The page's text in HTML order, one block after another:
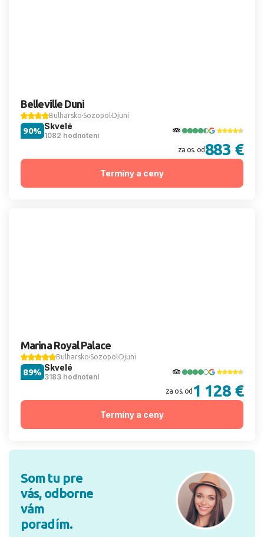
Belleville Duni
Bulharsko Sozopol Djuni
Skvelé
1082 hodnotení
90%
za os. od 883 €
Termíny a ceny
Marina Royal Palace
Bulharsko Sozopol Djuni
Skvelé
3183 hodnotení
89%
za os. od 1 128 €
Termíny a ceny
Som tu pre
vás, odborne
vám
poradím.